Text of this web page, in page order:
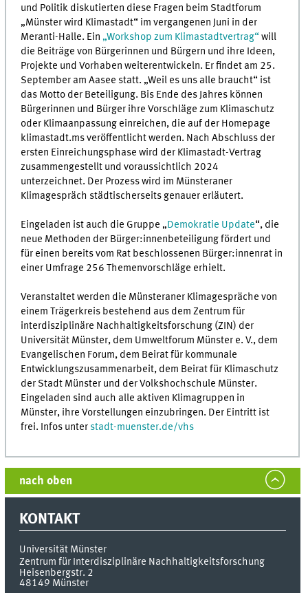
und Politik diskutierten diese Fragen beim Stadtforum
„Münster wird Klimastadt“ im vergangenen Juni in der
Meranti-Halle. Ein „Workshop zum Klimastadtvertrag“ will
die Beiträge von Bürgerinnen und Bürgern und ihre Ideen,
Projekte und Vorhaben weiterentwickeln. Er findet am 25.
September am Aasee statt. „Weil es uns alle braucht“ ist
das Motto der Beteiligung. Bis Ende des Jahres können
Bürgerinnen und Bürger ihre Vorschläge zum Klimaschutz
oder Klimaanpassung einreichen, die auf der Homepage
klimastadt.ms veröffentlicht werden. Nach Abschluss der
ersten Einreichungsphase wird der Klimastadt-Vertrag
zusammengestellt und voraussichtlich 2024
unterzeichnet. Der Prozess wird im Münsteraner
Klimagespräch städtischerseits genauer erläutert.
Eingeladen ist auch die Gruppe „Demokratie Update“, die
neue Methoden der Bürger:innenbeteiligung fördert und
für einen bereits vom Rat beschlossenen Bürger:innenrat in
einer Umfrage 256 Themenvorschläge erhielt.
Veranstaltet werden die Münsteraner Klimagespräche von
einem Trägerkreis bestehend aus dem Zentrum für
interdisziplinäre Nachhaltigkeitsforschung (ZIN) der
Universität Münster, dem Umweltforum Münster e. V., dem
Evangelischen Forum, dem Beirat für kommunale
Entwicklungszusammenarbeit, dem Beirat für Klimaschutz
der Stadt Münster und der Volkshochschule Münster.
Eingeladen sind auch alle aktiven Klimagruppen in
Münster, ihre Vorstellungen einzubringen. Der Eintritt ist
frei. Infos unter stadt-muenster.de/vhs
nach oben
KONTAKT
Universität Münster
Zentrum für Interdisziplinäre Nachhaltigkeitsforschung
Heisenbergstr. 2
48149 Münster